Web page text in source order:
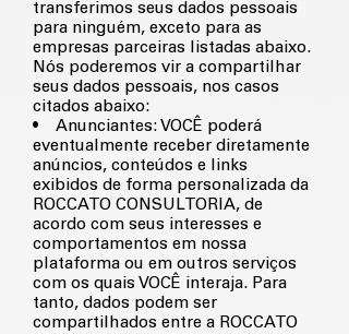
transferimos seus dados pessoais
para ninguém, exceto para as
empresas parceiras listadas abaixo.
Nós poderemos vir a compartilhar
seus dados pessoais, nos casos
citados abaixo:
• Anunciantes: VOCÊ poderá
eventualmente receber diretamente
anúncios, conteúdos e links
exibidos de forma personalizada da
ROCCATO CONSULTORIA, de
acordo com seus interesses e
comportamentos em nossa
plataforma ou em outros serviços
com os quais VOCÊ interaja. Para
tanto, dados podem ser
compartilhados entre a ROCCATO